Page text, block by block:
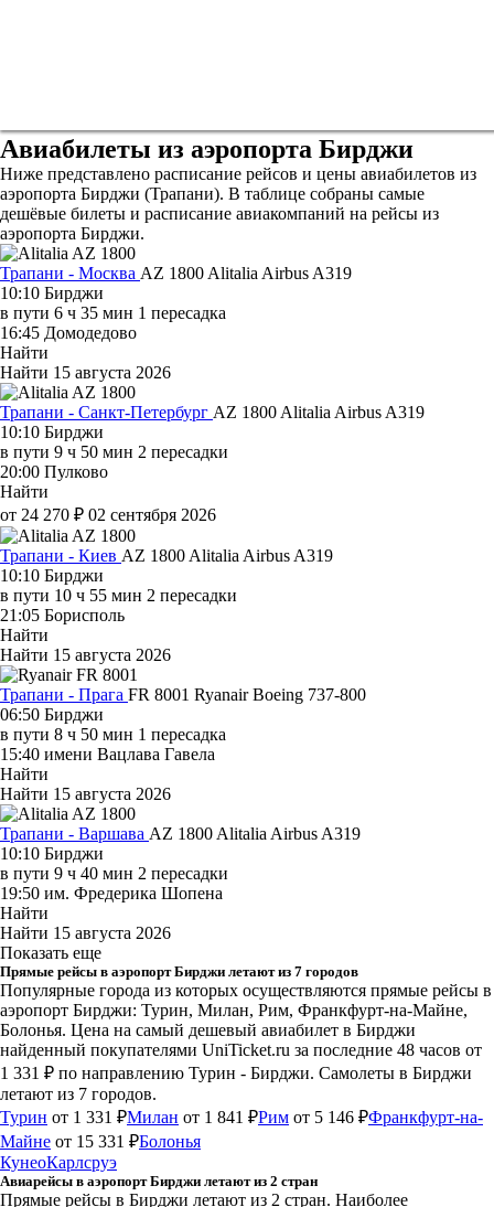
Авиабилеты из аэропорта Бирджи
Ниже представлено расписание рейсов и цены авиабилетов из
аэропорта Бирджи (Трапани). В таблице собраны самые
дешёвые билеты и расписание авиакомпаний на рейсы из
аэропорта Бирджи.
Трапани - Москва AZ 1800 Alitalia Airbus A319
10:10 Бирджи
в пути 6 ч 35 мин 1 пересадка
16:45 Домодедово
Найти
Найти 15 августа 2026
Трапани - Санкт-Петербург AZ 1800 Alitalia Airbus A319
10:10 Бирджи
в пути 9 ч 50 мин 2 пересадки
20:00 Пулково
Найти
от 24 270 ₽ 02 сентября 2026
Трапани - Киев AZ 1800 Alitalia Airbus A319
10:10 Бирджи
в пути 10 ч 55 мин 2 пересадки
21:05 Борисполь
Найти
Найти 15 августа 2026
Трапани - Прага FR 8001 RyanairBoeing 737-800
06:50 Бирджи
в пути 8 ч 50 мин 1 пересадка
15:40 имени Вацлава Гавела
Найти
Найти 15 августа 2026
Трапани - Варшава AZ 1800 Alitalia Airbus A319
10:10 Бирджи
в пути 9 ч 40 мин 2 пересадки
19:50 им. Фредерика Шопена
Найти
Найти 15 августа 2026
Показать еще
Прямые рейсы в аэропорт Бирджи летают из 7 городов
Популярные города из которых осуществляются прямые рейсы в
аэропорт Бирджи: Турин, Милан, Рим, Франкфурт-на-Майне,
Болонья. Цена на самый дешевый авиабилет в Бирджи
найденный покупателями UniTicket.ru за последние 48 часов от
1 331 ₽ по направлению Турин - Бирджи. Самолеты в Бирджи
летают из 7 городов.
Турин от 1 331 ₽Милан от 1 841 ₽Рим от 5 146 ₽Франкфурт-на-
Майне от 15 331 ₽Болонья
КунеоКарлсруэ
Авиарейсы в аэропорт Бирджи летают из 2 стран
Прямые рейсы в Бирджи летают из 2 стран. Наиболее